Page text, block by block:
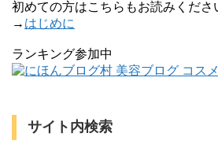
初めての方はこちらもお読みくださ
→ はじめに
ランキング参加中
サイト内検索